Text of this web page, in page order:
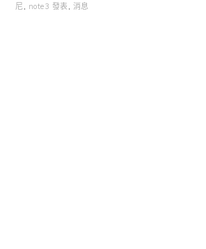
尼 , note3 發表 , 消息